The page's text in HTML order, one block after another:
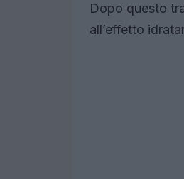
Dopo questo
all’effetto